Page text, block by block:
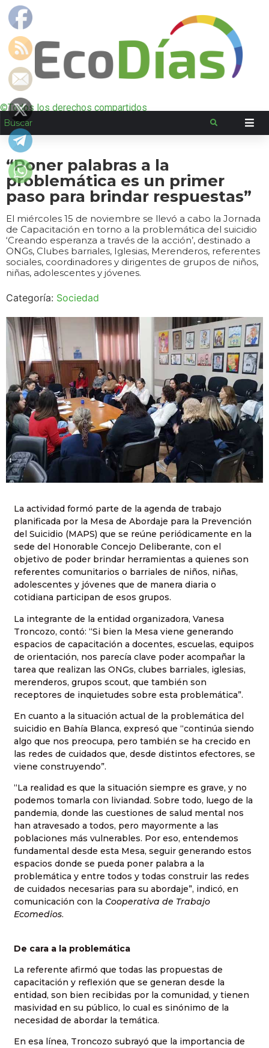
©Todos los derechos compartidos
“Poner palabras a la
problemática es un primer
paso para brindar respuestas”
El miércoles 15 de noviembre se llevó a cabo la Jornada
de Capacitación en torno a la problemática del suicidio
‘Creando esperanza a través de la acción’, destinado a
ONGs, Clubes barriales, Iglesias, Merenderos, referentes
sociales, coordinadores y dirigentes de grupos de niños,
niñas, adolescentes y jóvenes.
Categoría: Sociedad
La actividad formó parte de la agenda de trabajo
planificada por la Mesa de Abordaje para la Prevención
del Suicidio (MAPS) que se reúne periódicamente en la
sede del Honorable Concejo Deliberante, con el
objetivo de poder brindar herramientas a quienes son
referentes comunitarios o barriales de niños, niñas,
adolescentes y jóvenes que de manera diaria o
cotidiana participan de esos grupos.
La integrante de la entidad organizadora, Vanesa
Troncozo, contó: “Si bien la Mesa viene generando
espacios de capacitación a docentes, escuelas, equipos
de orientación, nos parecía clave poder acompañar la
tarea que realizan las ONGs, clubes barriales, iglesias,
merenderos, grupos scout, que también son
receptores de inquietudes sobre esta problemática”.
En cuanto a la situación actual de la problemática del
suicidio en Bahía Blanca, expresó que “continúa siendo
algo que nos preocupa, pero también se ha crecido en
las redes de cuidados que, desde distintos efectores, se
viene construyendo”.
“La realidad es que la situación siempre es grave, y no
podemos tomarla con liviandad. Sobre todo, luego de la
pandemia, donde las cuestiones de salud mental nos
han atravesado a todos, pero mayormente a las
poblaciones más vulnerables. Por eso, entendemos
fundamental desde esta Mesa, seguir generando estos
espacios donde se pueda poner palabra a la
problemática y entre todos y todas construir las redes
de cuidados necesarias para su abordaje”, indicó, en
comunicación con la Cooperativa de Trabajo
Ecomedios.
De cara a la problemática
La referente afirmó que todas las propuestas de
capacitación y reflexión que se generan desde la
entidad, son bien recibidas por la comunidad, y tienen
masividad en su público, lo cual es sinónimo de la
necesidad de abordar la temática.
En esa línea, Troncozo subrayó que la importancia de